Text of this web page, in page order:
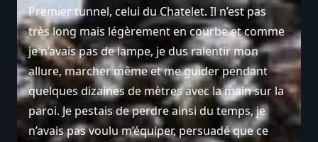
Premier tunnel, celui du Chatelet. Il n’est pas
très long mais légèrement en courbe et comme
je n’avais pas de lampe, je dus ralentir mon
allure, marcher même et me guider pendant
quelques dizaines de mètres avec la main sur la
paroi. Je pestais de perdre ainsi du temps, je
n’avais pas voulu m’équiper, persuadé que ce